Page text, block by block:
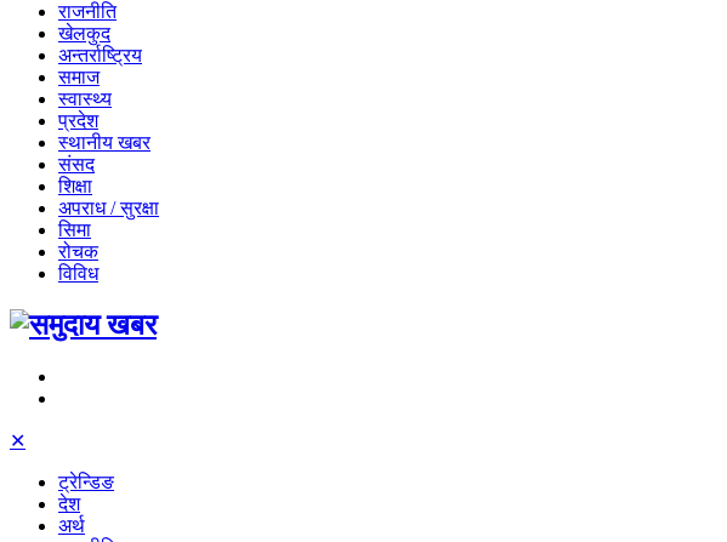
राजनीति
खेलकुद
अन्तर्राष्ट्रिय
समाज
स्वास्थ्य
प्रदेश
स्थानीय खबर
संसद
शिक्षा
अपराध / सुरक्षा
सिमा
रोचक
विविध
✕
ट्रेन्डिङ
देश
अर्थ